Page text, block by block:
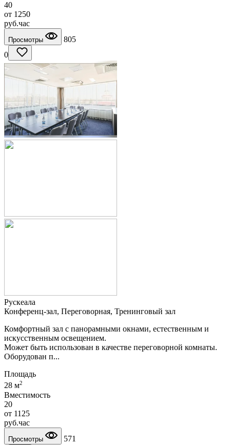
40
от 1250
руб.час
Просмотры
805
0
Рускеала
Конференц-зал, Переговорная, Тренинговый зал
Комфортный зал с панорамными окнами, естественным и
искусственным освещением.
Может быть использован в качестве переговорной комнаты.
Оборудован п...
Площадь
28 м2
Вместимость
20
от 1125
руб.час
Просмотры 571